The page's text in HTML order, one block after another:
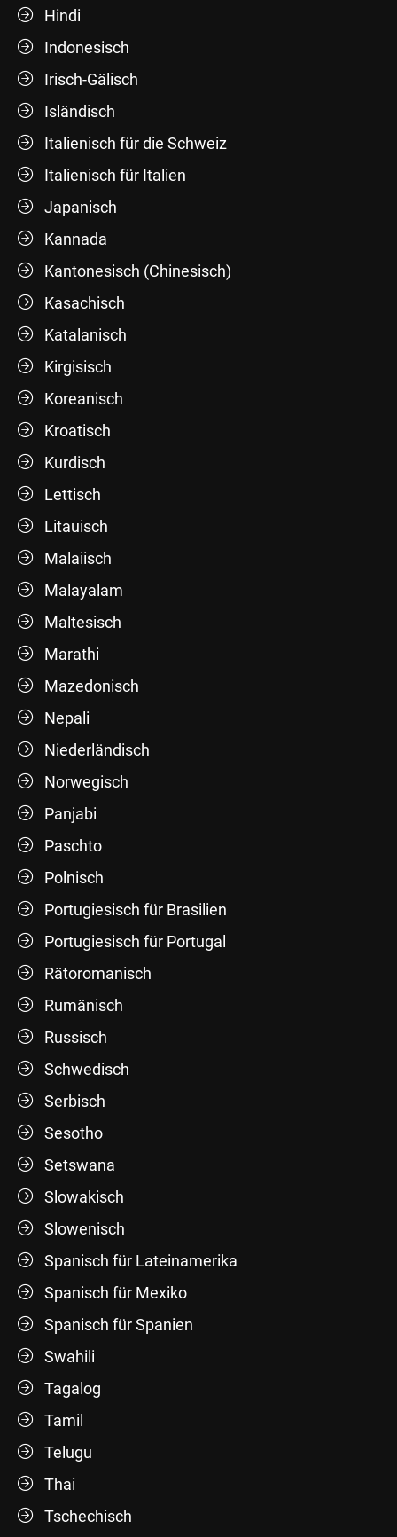
Hindi
Indonesisch
Irisch-Gälisch
Isländisch
Italienisch für die Schweiz
Italienisch für Italien
Japanisch
Kannada
Kantonesisch (Chinesisch)
Kasachisch
Katalanisch
Kirgisisch
Koreanisch
Kroatisch
Kurdisch
Lettisch
Litauisch
Malaiisch
Malayalam
Maltesisch
Marathi
Mazedonisch
Nepali
Niederländisch
Norwegisch
Panjabi
Paschto
Polnisch
Portugiesisch für Brasilien
Portugiesisch für Portugal
Rätoromanisch
Rumänisch
Russisch
Schwedisch
Serbisch
Sesotho
Setswana
Slowakisch
Slowenisch
Spanisch für Lateinamerika
Spanisch für Mexiko
Spanisch für Spanien
Swahili
Tagalog
Tamil
Telugu
Thai
Tschechisch